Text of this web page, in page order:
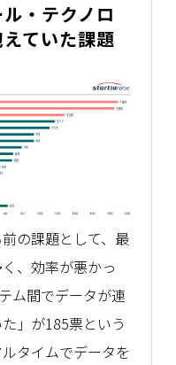
・テクノロ
ていた課題
の課題として、最
、効率が悪かっ
ム間でデータが連
」が185票という
タイムでデータを